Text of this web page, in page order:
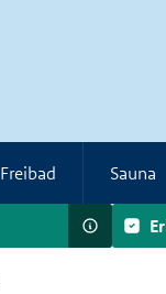
Freibad Sauna